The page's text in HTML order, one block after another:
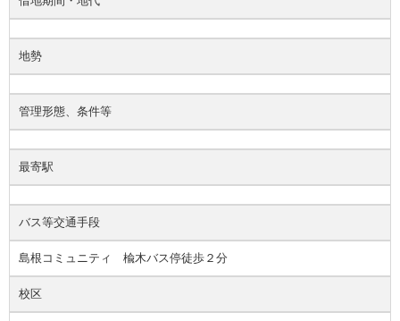
地勢
管理形態、条件等
最寄駅
バス等交通手段
島根コミュニティ 楡木バス停徒歩２分
校区